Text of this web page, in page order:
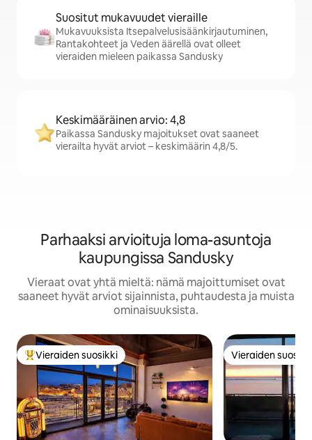
Suositut mukavuudet vieraille
Mukavuuksista Itsepalvelusisäänkirjautuminen,
Rantakohteet ja Veden äärellä ovat olleet
vieraiden mieleen paikassa Sandusky
Keskimääräinen arvio: 4,8
Paikassa Sandusky majoitukset ovat saaneet
vierailta hyvät arviot – keskimäärin 4,8/5.
Parhaaksi arvioituja loma-asuntoja
kaupungissa Sandusky
Vieraat ovat yhtä mieltä: nämä majoittumiset ovat
saaneet hyvät arviot sijainnista, puhtaudesta ja muista
ominaisuuksista.
Vieraiden suosikkien parhaimmistoa
Vieraiden suosikki Vieraiden
Vieraiden